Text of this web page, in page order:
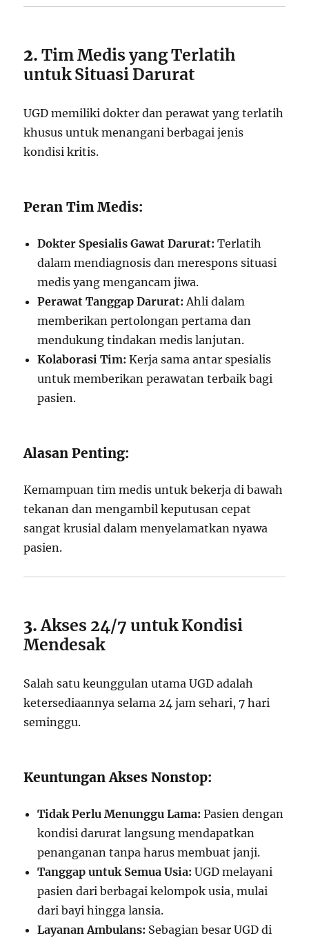
2.Tim Medis yang Terlatih
untuk Situasi Darurat
UGD memiliki dokter dan perawat yang terlatih
khusus untuk menangani berbagai jenis
kondisi kritis.
Peran Tim Medis:
Dokter Spesialis Gawat Darurat: Terlatih
dalam mendiagnosis dan merespons situasi
medis yang mengancam jiwa.
Perawat Tanggap Darurat: Ahli dalam
memberikan pertolongan pertama dan
mendukung tindakan medis lanjutan.
Kolaborasi Tim: Kerja sama antar spesialis
untuk memberikan perawatan terbaik bagi
pasien.
Alasan Penting:
Kemampuan tim medis untuk bekerja di bawah
tekanan dan mengambil keputusan cepat
sangat krusial dalam menyelamatkan nyawa
pasien.
3.Akses 24/7 untuk Kondisi
Mendesak
Salah satu keunggulan utama UGD adalah
ketersediaannya selama 24 jam sehari, 7 hari
seminggu.
Keuntungan Akses Nonstop:
Tidak Perlu Menunggu Lama: Pasien dengan
kondisi darurat langsung mendapatkan
penanganan tanpa harus membuat janji.
Tanggap untuk Semua Usia: UGD melayani
pasien dari berbagai kelompok usia, mulai
dari bayi hingga lansia.
Layanan Ambulans: Sebagian besar UGD di